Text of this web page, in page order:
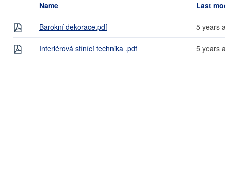
Name Last
Barokní dekorace.pdf 5 years
Interiérová stínící technika .pdf 5 years